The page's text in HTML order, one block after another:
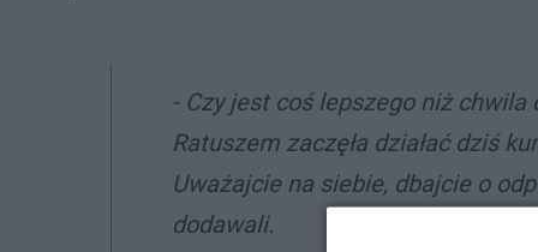
- Czy jest coś lepszego niż chwila
Ratuszem zaczęła działać dziś
Uważajcie na siebie, dbajcie o
dodawali.